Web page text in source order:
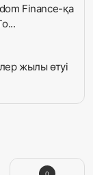
Finance-қа
жылы өтуі